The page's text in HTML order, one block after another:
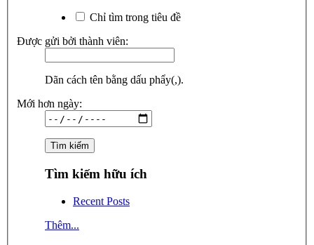
Chỉ tìm trong tiêu đề
Được gửi bởi thành viên:
Dãn cách tên bằng dấu phẩy(,).
Mới hơn ngày:
Tìm kiếm hữu ích
Recent Posts
Thêm...